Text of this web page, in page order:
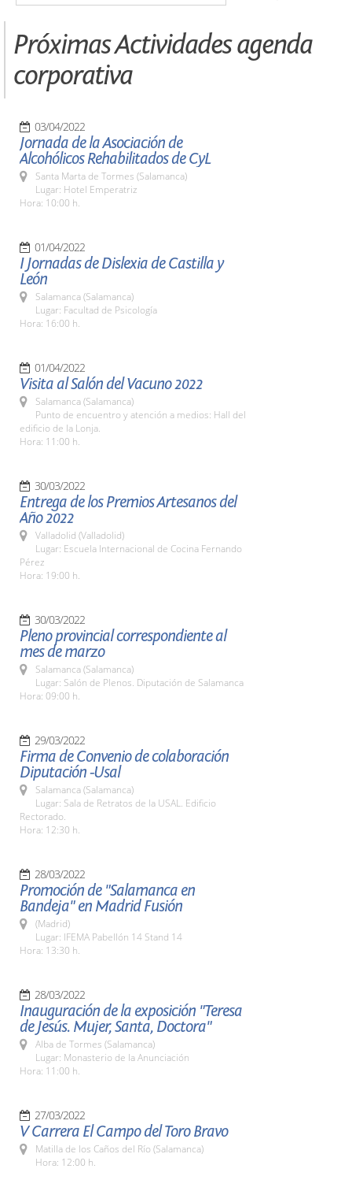
Próximas Actividades agenda
corporativa
03/04/2022
Jornada de la Asociación de
Alcohólicos Rehabilitados de CyL
Santa Marta de Tormes (Salamanca)
Lugar: Hotel Emperatriz
Hora: 10:00 h.
01/04/2022
I Jornadas de Dislexia de Castilla y
León
Salamanca (Salamanca)
Lugar: Facultad de Psicología
Hora: 16:00 h.
01/04/2022
Visita al Salón del Vacuno 2022
Salamanca (Salamanca)
Punto de encuentro y atención a medios: Hall del
edificio de la Lonja.
Hora: 11:00 h.
30/03/2022
Entrega de los Premios Artesanos del
Año 2022
Valladolid (Valladolid)
Lugar: Escuela Internacional de Cocina Fernando
Pérez
Hora: 19:00 h.
30/03/2022
Pleno provincial correspondiente al
mes de marzo
Salamanca (Salamanca)
Lugar: Salón de Plenos. Diputación de Salamanca
Hora: 09:00 h.
29/03/2022
Firma de Convenio de colaboración
Diputación -Usal
Salamanca (Salamanca)
Lugar: Sala de Retratos de la USAL. Edificio
Rectorado.
Hora: 12:30 h.
28/03/2022
Promoción de "Salamanca en
Bandeja" en Madrid Fusión
(Madrid)
Lugar: IFEMA Pabellón 14 Stand 14
Hora: 13:30 h.
28/03/2022
Inauguración de la exposición "Teresa
de Jesús. Mujer, Santa, Doctora"
Alba de Tormes (Salamanca)
Lugar: Monasterio de la Anunciación
Hora: 11:00 h.
27/03/2022
V Carrera El Campo del Toro Bravo
Matilla de los Caños del Río (Salamanca)
Hora: 12:00 h.